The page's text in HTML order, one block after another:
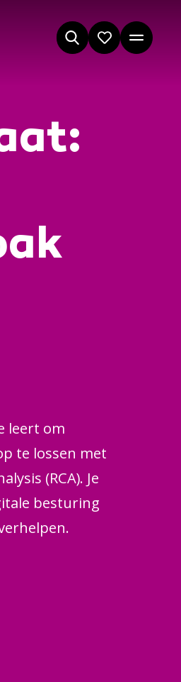
leert om
te lossen met
(RCA). Je
besturing